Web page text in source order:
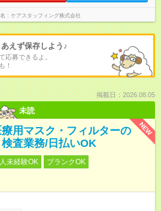
ケアスタッフィング株式会社
えず保存しよう♪
応募できるよ。
！
掲載日：2026.08.05
未読
NEW
療用マスク・フィルターの
査業務/日払いOK
未経験OK
ブランクOK